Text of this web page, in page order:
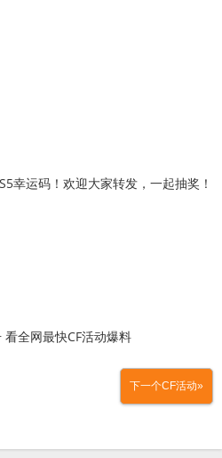
幸运码！欢迎大家转发，一起抽奖！
看全网最快CF活动爆料
下一个CF活动»